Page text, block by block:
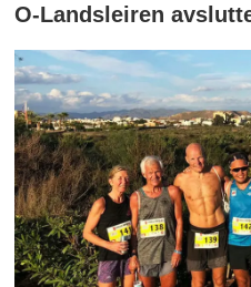
O-Landsleiren